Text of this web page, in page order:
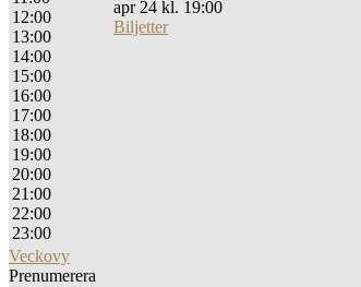
12:00
13:00
14:00
15:00
16:00
17:00
18:00
19:00
20:00
21:00
22:00
23:00
apr 24 kl. 19:00
Biljetter
Veckovy
Prenumerera